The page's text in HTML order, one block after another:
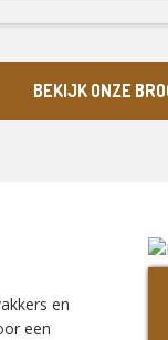
BEKIJK ONZE
en
een